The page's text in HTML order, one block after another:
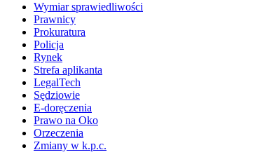
Wymiar sprawiedliwości
Prawnicy
Prokuratura
Policja
Rynek
Strefa aplikanta
LegalTech
Sędziowie
E-doręczenia
Prawo na Oko
Orzeczenia
Zmiany w k.p.c.